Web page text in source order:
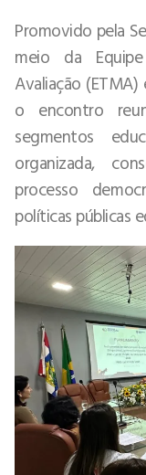
Promovido pela
meio da
Avaliação
o encontro
segmentos
organizada,
processo
políticas públicas